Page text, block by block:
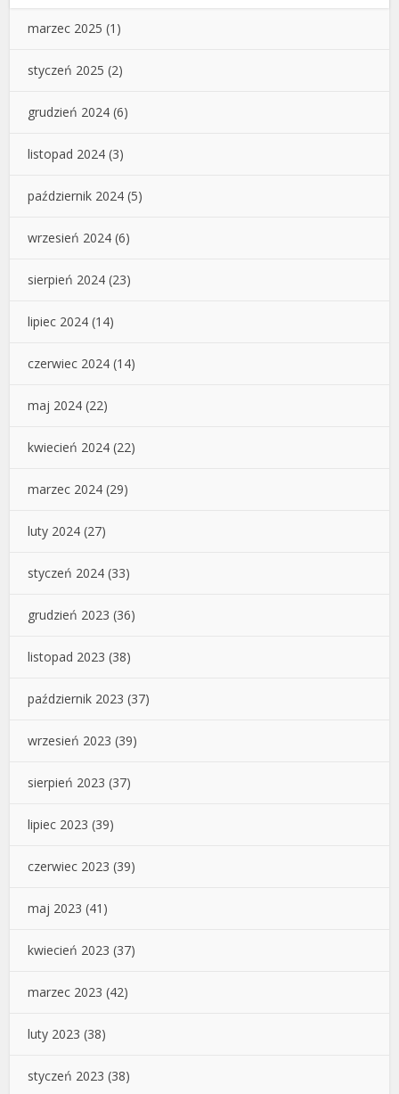
marzec 2025 (1)
styczeń 2025 (2)
grudzień 2024 (6)
listopad 2024 (3)
październik 2024 (5)
wrzesień 2024 (6)
sierpień 2024 (23)
lipiec 2024 (14)
czerwiec 2024 (14)
maj 2024 (22)
kwiecień 2024 (22)
marzec 2024 (29)
luty 2024 (27)
styczeń 2024 (33)
grudzień 2023 (36)
listopad 2023 (38)
październik 2023 (37)
wrzesień 2023 (39)
sierpień 2023 (37)
lipiec 2023 (39)
czerwiec 2023 (39)
maj 2023 (41)
kwiecień 2023 (37)
marzec 2023 (42)
luty 2023 (38)
styczeń 2023 (38)